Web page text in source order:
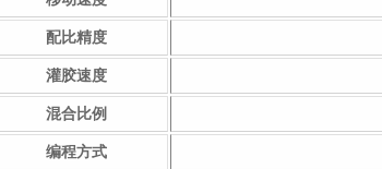
配比精度
灌胶速度
混合比例
编程方式